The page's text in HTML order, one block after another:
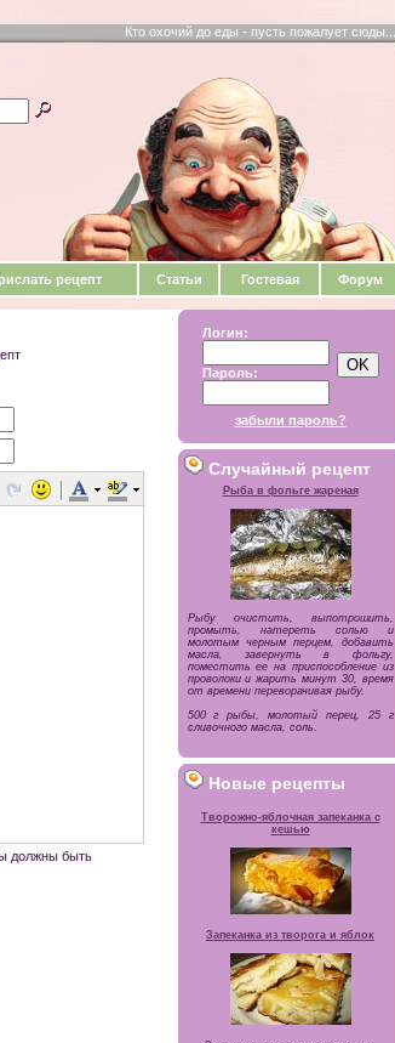
Кто охочий до еды - пусть пожалует сюды...
рецепт Статьи Гостевая Форум
должны быть
Логин:
Пароль:
забыли пароль?
Случайный рецепт
Рыба в фольге жареная
Рыбу очистить, выпотрошить,
промыть, натереть солью и
молотым черным перцем, добавить
масла, завернуть в фольгу,
поместить ее на приспособление из
проволоки и жарить минут 30, время
от времени переворачивая рыбу.
500 г рыбы, молотый перец, 25 г
сливочного масла, соль.
Новые рецепты
Творожно-яблочная запеканка с
кешью
Запеканка из творога и яблок